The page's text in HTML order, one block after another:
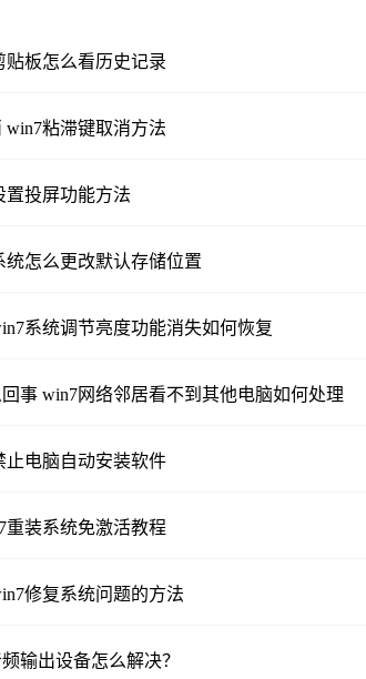
贴板怎么看历史记录
粘滞键取消方法
置投屏功能方法
怎么更改默认存储位置
系统调节亮度功能消失如何恢复
事 win7网络邻居看不到其他电脑如何处理
止电脑自动安装软件
重装系统免激活教程
修复系统问题的方法
输出设备怎么解决？